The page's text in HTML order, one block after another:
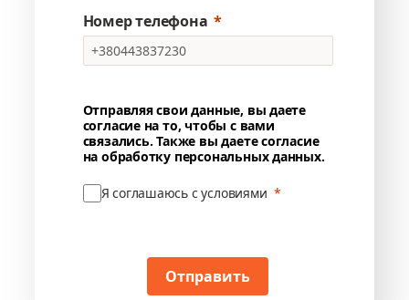
Номер телефона
Отправляя свои данные, вы даете
согласие на то, чтобы с вами
связались. Также вы даете согласие
на обработку персональных данных.
Я соглашаюсь с условиями
Отправить